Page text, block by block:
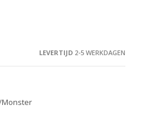
LEVERTIJD2-5 WERKDAGEN
Monster